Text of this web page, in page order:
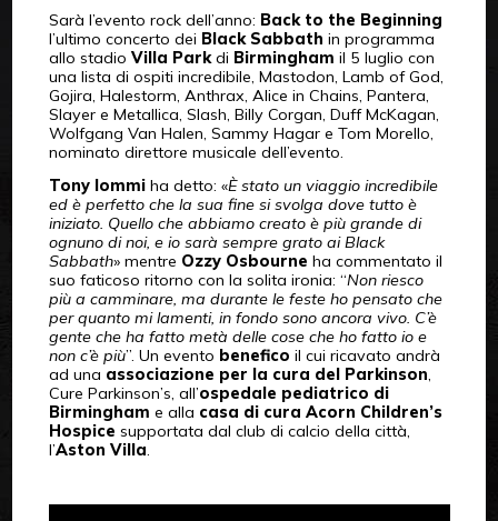
Sarà l’evento rock dell’anno: Back to the Beginning
l’ultimo concerto dei Black Sabbath in programma
allo stadio Villa Parkdi Birmingham il 5 luglio con
una lista di ospiti incredibile, Mastodon, Lamb of God,
Gojira, Halestorm, Anthrax, Alice in Chains, Pantera,
Slayer e Metallica, Slash, Billy Corgan, Duff McKagan,
Wolfgang Van Halen, Sammy Hagar e Tom Morello,
nominato direttore musicale dell’evento.
Tony Iommiha detto: «È stato un viaggio incredibile
ed è perfetto che la sua fine si svolga dove tutto è
iniziato. Quello che abbiamo creato è più grande di
ognuno di noi, e io sarà sempre grato ai Black
Sabbath» mentre Ozzy Osbourne ha commentato il
suo faticoso ritorno con la solita ironia: “Non riesco
più a camminare, ma durante le feste ho pensato che
per quanto mi lamenti, in fondo sono ancora vivo. C’è
gente che ha fatto metà delle cose che ho fatto io e
non c’è più”. Un evento benefico il cui ricavato andrà
ad una associazione per la cura del Parkinson,
Cure Parkinson’s, all’ospedale pediatrico di
Birmingham e alla casa di cura Acorn Children’s
Hospice supportata dal club di calcio della città,
l’Aston Villa.